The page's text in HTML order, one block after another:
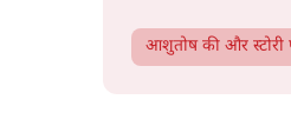
आशुतोषकी और स्टोरी